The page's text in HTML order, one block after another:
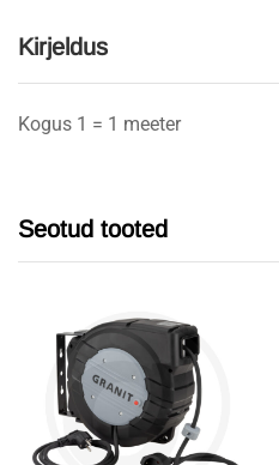
Kirjeldus
Kogus 1 = 1 meeter
Seotud tooted